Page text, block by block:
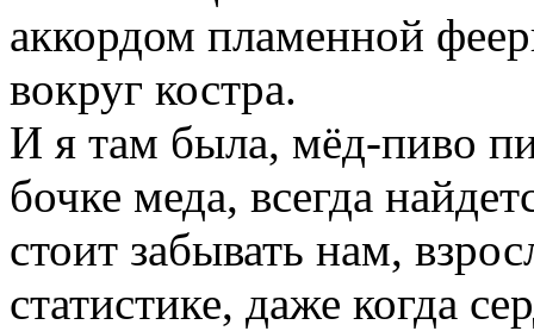
аккордом пламенной
вокруг костра.
И я там была, мёд-пиво
бочке меда, всегда
стоит забывать нам,
статистике, даже когда